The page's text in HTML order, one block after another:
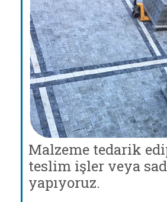
Malzeme tedarik
teslim işler veya
yapıyoruz.